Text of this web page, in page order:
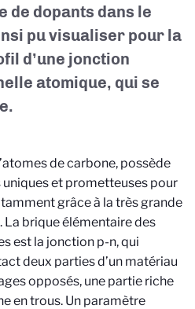
dopants dans le
pu visualiser pour la
d’une jonction
atomique, qui se
de carbone, possède
et prometteuses pour
grâce à la très grande
brique élémentaire des
est la jonction p-n, qui
deux parties d’un matériau
opposés, une partie riche
en trous. Un paramètre